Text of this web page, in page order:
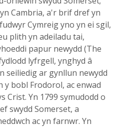
Cambria, a'r brif dref yn
Cymreig yno yn ei sgil,
plith yn adeiladu tai,
papur newydd (The
lyfrgell, ynghyd â
seiliedig ar gynllun newydd
bobl Frodorol, ac enwad
Crist. Yn 1799 symudodd o
swydd Somerset, a
ac yn farnwr. Yn